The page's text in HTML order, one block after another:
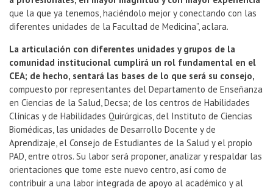
que la que ya tenemos, haciéndolo mejor y conectando con las
diferentes unidades de la Facultad de Medicina”, aclara.
La articulación con diferentes unidades y grupos de la
comunidad institucional cumplirá un rol fundamental en el
CEA; de hecho, sentará las bases de lo que será su consejo,
compuesto por representantes del Departamento de Enseñanza
en Ciencias de la Salud, Decsa; de los centros de Habilidades
Clínicas y de Habilidades Quirúrgicas, del Instituto de Ciencias
Biomédicas, las unidades de Desarrollo Docente y de
Aprendizaje, el Consejo de Estudiantes de la Salud y el propio
PAD, entre otros. Su labor será proponer, analizar y respaldar las
orientaciones que tome este nuevo centro, así como de
contribuir a una labor integrada de apoyo al académico y al